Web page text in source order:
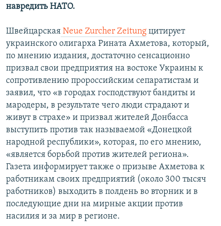
навредить НАТО.
Швейцарская Neue Zurcher Zeitung цитирует
украинского олигарха Рината Ахметова, который,
по мнению издания, достаточно сенсационно
призвал свои предприятия на востоке Украины к
сопротивлению пророссийским сепаратистам и
заявил, что «в городах господствуют бандиты и
мародеры, в результате чего люди страдают и
живут в страхе» и призвал жителей Донбасса
выступить против так называемой «Донецкой
народной республики», которая, по его мнению,
«является борьбой против жителей региона».
Газета информирует также о призыве Ахметова к
работникам своих предприятий (около 300 тысяч
работников) выходить в полдень во вторник и в
последующие дни на мирные акции против
насилия и за мир в регионе.